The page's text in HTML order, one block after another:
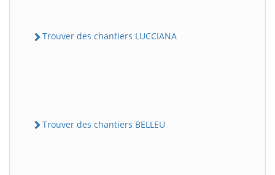
Trouver des chantiers LUCCIANA
Trouver des chantiers BELLEU